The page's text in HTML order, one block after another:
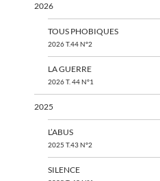
2026
TOUS PHOBIQUES
2026 T.44 N°2
LA GUERRE
2026 T. 44 N°1
2025
L’ABUS
2025 T.43 N°2
SILENCE